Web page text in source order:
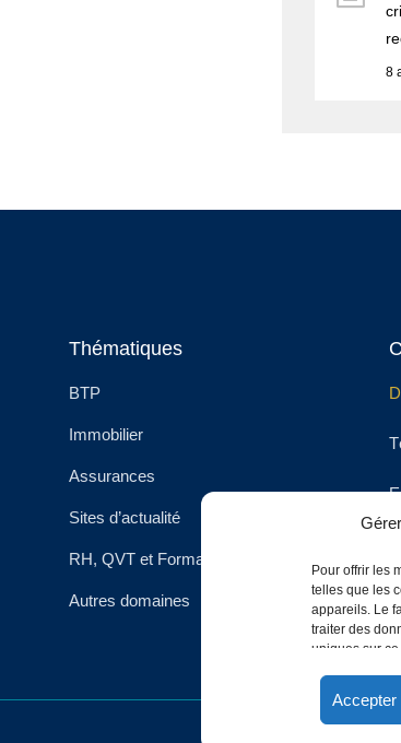
Pour offrir les
telles que les
appareils. Le
traiter des
uniques sur
Accepter
8
Thématiques
BTP
Immobilier
Assurances
Sites d’actualité
RH, QVT et Formation
Autres domaines